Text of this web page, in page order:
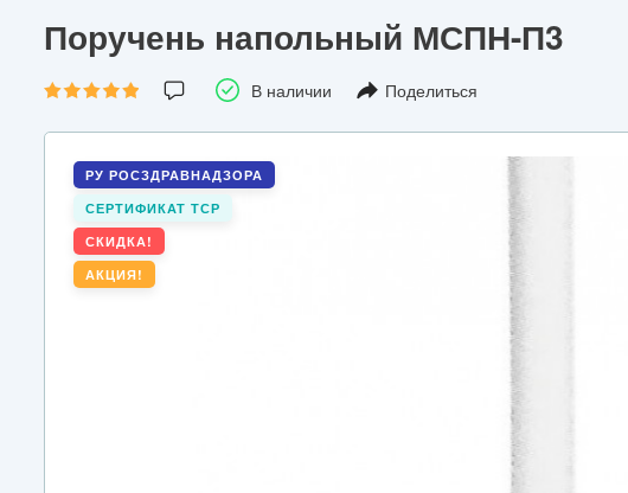
Поручень напольный МСПН-П3
В наличии Поделиться
РУ РОСЗДРАВНАДЗОРА
СЕРТИФИКАТ ТСР
СКИДКА!
АКЦИЯ!